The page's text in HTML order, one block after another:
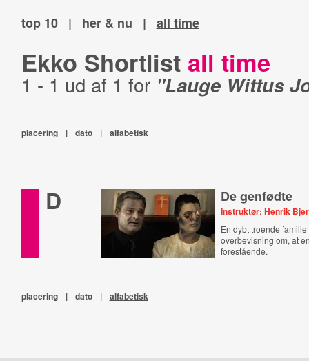
top 10 | her & nu | all time
Ekko Shortlist all time
1 - 1 ud af 1 for "Lauge Wittus
placering | dato | alfabetisk
D De genfødte
Instruktør: Henrik
En dybt troende
overbevisning om, at
forestående.
placering | dato | alfabetisk